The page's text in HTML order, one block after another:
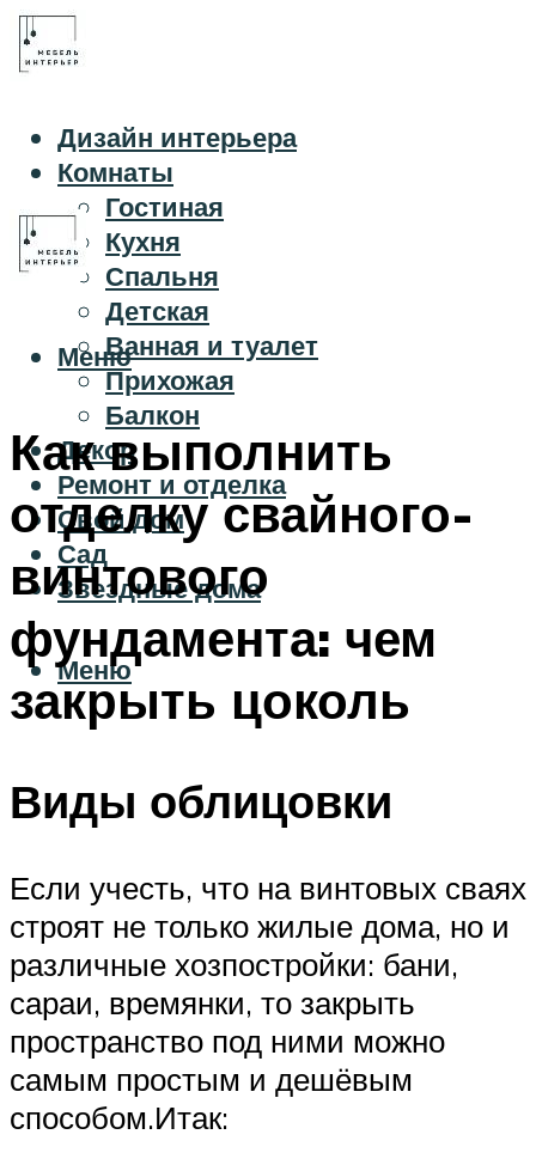
Дизайн интерьера
Комнаты
Гостиная
Кухня
Спальня
Детская
Ванная и туалет
Прихожая
Балкон
Декор
Ремонт и отделка
Свой дом
Сад
Звездные дома
Меню
Меню
Как выполнить
отделку свайного-
винтового
фундамента: чем
закрыть цоколь
Виды облицовки
Если учесть, что на винтовых сваях
строят не только жилые дома, но и
различные хозпостройки: бани,
сараи, времянки, то закрыть
пространство под ними можно
самым простым и дешёвым
способом.Итак: